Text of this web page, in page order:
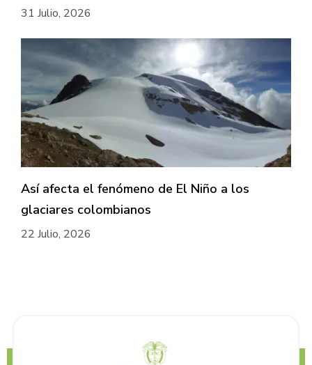
31 Julio, 2026
Así afecta el fenómeno de El Niño a los
glaciares colombianos
22 Julio, 2026